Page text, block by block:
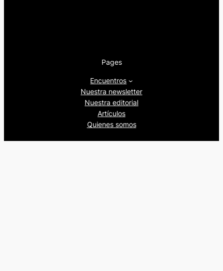
Pages
Encuentros
Nuestra newsletter
Nuestra editorial
Artículos
Quienes somos